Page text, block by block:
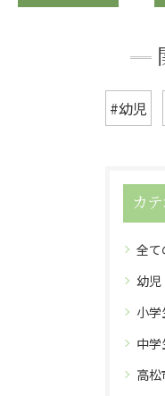
#幼児
カ
全て
幼児
小学
中学
高